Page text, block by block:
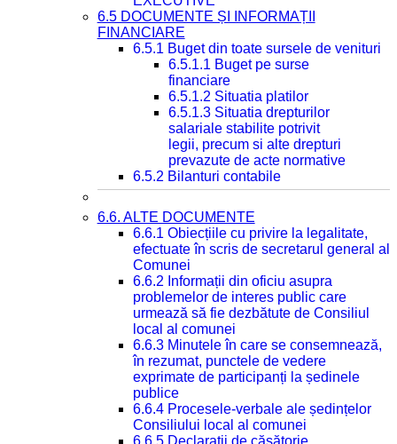
6.5 DOCUMENTE ȘI INFORMAȚII
FINANCIARE
6.5.1 Buget din toate sursele de venituri
6.5.1.1 Buget pe surse
financiare
6.5.1.2 Situatia platilor
6.5.1.3 Situatia drepturilor
salariale stabilite potrivit
legii, precum si alte drepturi
prevazute de acte normative
6.5.2 Bilanturi contabile
6.6. ALTE DOCUMENTE
6.6.1 Obiecțiile cu privire la legalitate,
efectuate în scris de secretarul general al
Comunei
6.6.2 Informații din oficiu asupra
problemelor de interes public care
urmează să fie dezbătute de Consiliul
local al comunei
6.6.3 Minutele în care se consemnează,
în rezumat, punctele de vedere
exprimate de participanți la ședinele
publice
6.6.4 Procesele-verbale ale ședințelor
Consiliului local al comunei
6.6.5 Declarații de căsătorie